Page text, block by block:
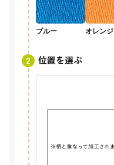
ブルー オレンジ
位置を選ぶ